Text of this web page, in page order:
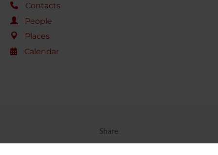
Contacts
People
Places
Calendar
Share